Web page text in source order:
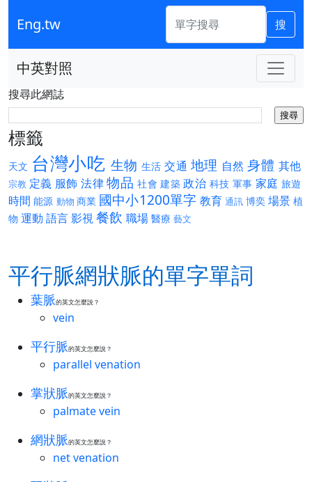
Eng.tw 搜
中英對照
搜尋此網誌
標籤
天文 台灣小吃 生物 生活 交通 地理 自然 身體 其他
宗教 定義 服飾 法律物品 社會 建築 政治 科技 軍事 家庭 旅遊
時間 能源 動物 商業 國中小1200單字 教育 通訊 博奕 場景 植
物 運動 語言影視餐飲 職場 醫療 藝文
平行脈網狀脈的單字單詞
葉脈的英文怎麼說？
vein
平行脈的英文怎麼說？
parallel venation
掌狀脈的英文怎麼說？
palmate vein
網狀脈的英文怎麼說？
net venation